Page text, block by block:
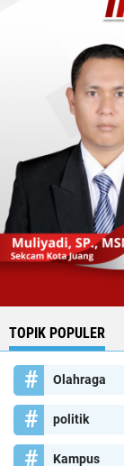
TOPIK POPULER
Olahraga
politik
Kampus